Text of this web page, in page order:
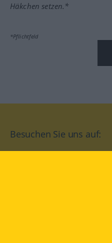
Häkchen setzen.*
*Pflichtfeld
Besuchen Sie uns auf: